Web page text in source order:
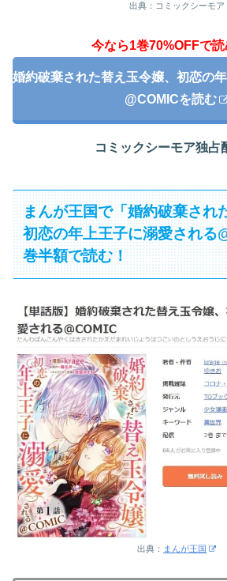
出典：コミックシーモア
今なら1巻70%OFFで読
婚約破棄された替え玉令嬢、初恋の
@COMICを読む
コミックシーモア独占
まんが王国で「婚約破棄され
初恋の年上王子に溺愛される
巻半額で読む！
出典： まんが王国